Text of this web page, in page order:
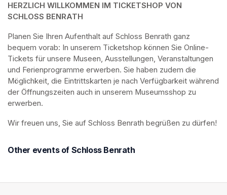
HERZLICH WILLKOMMEN IM TICKETSHOP VON
SCHLOSS BENRATH
Planen Sie Ihren Aufenthalt auf Schloss Benrath ganz
bequem vorab: In unserem Ticketshop können Sie Online-
Tickets für unsere Museen, Ausstellungen, Veranstaltungen
und Ferienprogramme erwerben. Sie haben zudem die
Möglichkeit, die Eintrittskarten je nach Verfügbarkeit während
der Öffnungszeiten auch in unserem Museumsshop zu
erwerben.
Wir freuen uns, Sie auf Schloss Benrath begrüßen zu dürfen!
Other events of Schloss Benrath